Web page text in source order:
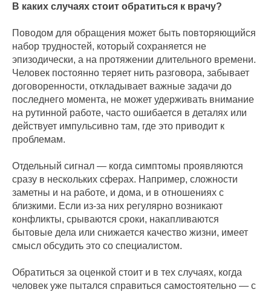
В каких случаях стоит обратиться к врачу?
Поводом для обращения может быть повторяющийся
набор трудностей, который сохраняется не
эпизодически, а на протяжении длительного времени.
Человек постоянно теряет нить разговора, забывает
договоренности, откладывает важные задачи до
последнего момента, не может удерживать внимание
на рутинной работе, часто ошибается в деталях или
действует импульсивно там, где это приводит к
проблемам.
Отдельный сигнал — когда симптомы проявляются
сразу в нескольких сферах. Например, сложности
заметны и на работе, и дома, и в отношениях с
близкими. Если из-за них регулярно возникают
конфликты, срываются сроки, накапливаются
бытовые дела или снижается качество жизни, имеет
смысл обсудить это со специалистом.
Обратиться за оценкой стоит и в тех случаях, когда
человек уже пытался справиться самостоятельно — с